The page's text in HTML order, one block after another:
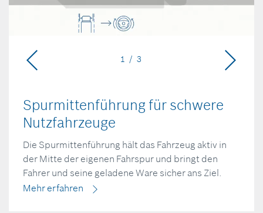
Spurmittenführung für schwere
Nutzfahrzeuge
Die Spurmittenführung hält das Fahrzeug aktiv in
der Mitte der eigenen Fahrspur und bringt den
Fahrer und seine geladene Ware sicher ans Ziel.
Mehr erfahren
1 / 3